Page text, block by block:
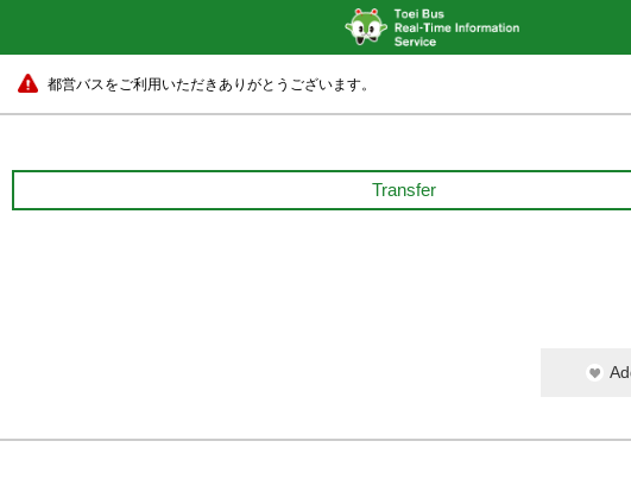
都営バスをご利用いただきありがとうございます。
Transfer